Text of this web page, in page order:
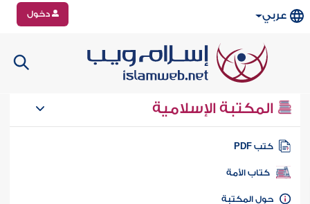
عربي دخول
المكتبة الإسلامية
كتب PDF
كتاب الأمة